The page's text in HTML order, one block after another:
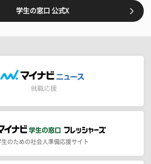
学生の窓口 公式X
生のための社会人準備応援サイト